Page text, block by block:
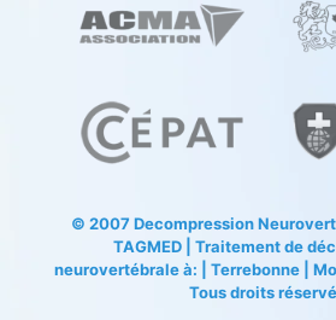
© 2007Decompression
TAGMED | Traitement de
neurovertébrale à: | Terrebonne |
Tous droits